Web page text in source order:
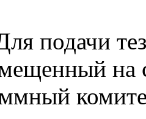
подачи
на